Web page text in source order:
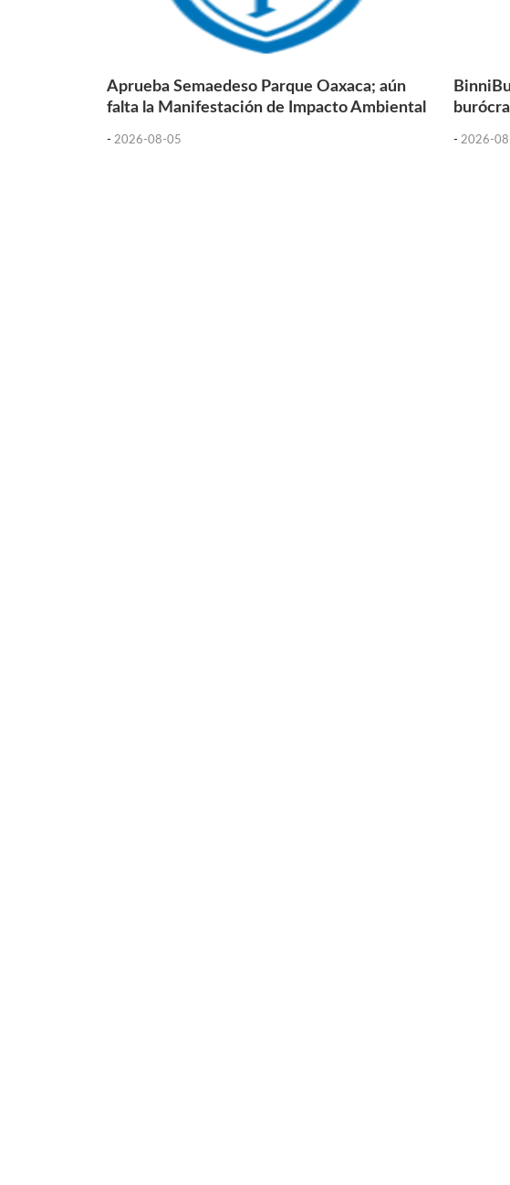
Aprueba Semaedeso Parque Oaxaca; aún
falta la Manifestación de Impacto Ambiental
- 2026-08-05 - 2026-